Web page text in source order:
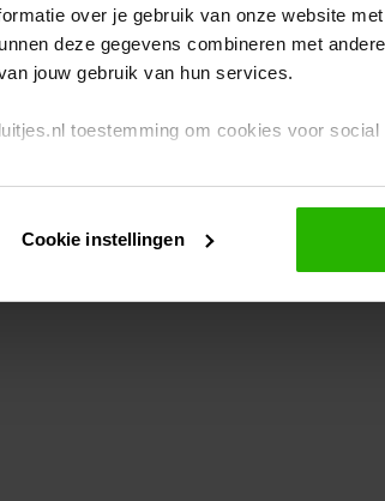
over je gebruik van onze website
deze gegevens combineren met
jouw gebruik van hun services.
toestemming om cookies voor
welke cookies worden geplaatst. Je kunt je
Cookie instellingen
while loadingwww.voordeeluitjes.nl (see the